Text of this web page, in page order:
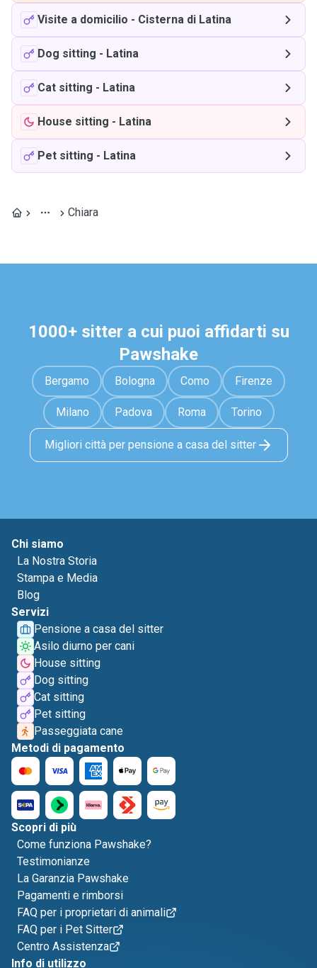
Visite a domicilio - Cisterna di Latina
Dog sitting - Latina
Cat sitting - Latina
House sitting - Latina
Pet sitting - Latina
Chiara
1000+ sitter a cui puoi affidarti su
Pawshake
Bergamo Bologna Como Firenze
Milano Padova Roma Torino
Migliori città per pensione a casa del sitter
Chi siamo
La Nostra Storia
Stampa e Media
Blog
Servizi
Pensione a casa del sitter
Asilo diurno per cani
House sitting
Dog sitting
Cat sitting
Pet sitting
Passeggiata cane
Metodi di pagamento
Scopri di più
Come funziona Pawshake?
Testimonianze
La Garanzia Pawshake
Pagamenti e rimborsi
FAQ per i proprietari di animali
FAQ per i Pet Sitter
Centro Assistenza
Info di utilizzo